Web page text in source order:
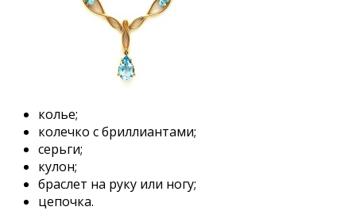
колье;
колечко с бриллиантами;
серьги;
кулон;
браслет на руку или ногу;
цепочка.